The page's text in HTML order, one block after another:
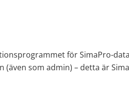
för SimaPro-
som admin) – detta är